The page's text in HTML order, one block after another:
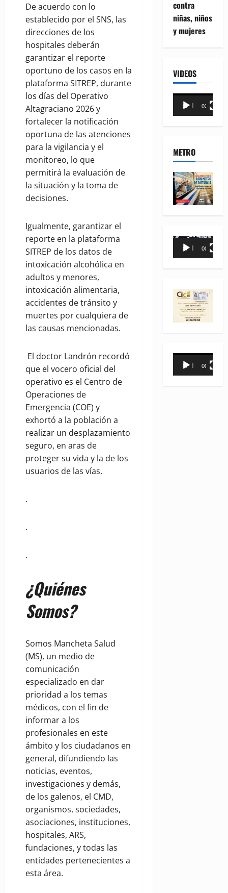
De acuerdo con lo
establecido por el SNS, las
direcciones de los
hospitales deberán
garantizar el reporte
oportuno de los casos en Ia
plataforma SITREP, durante
los días del Operativo
Altagraciano 2026 y
fortalecer la notificación
oportuna de las atenciones
para la vigilancia y el
monitoreo, lo que
permitirá la evaluación de
la situación y la toma de
decisiones.
Igualmente, garantizar el
reporte en la plataforma
SITREP de los datos de
intoxicación alcohólica en
adultos y menores,
intoxicación alimentaria,
accidentes de tránsito y
muertes por cualquiera de
las causas mencionadas.
El doctor Landrón recordó
que el vocero oficial del
operativo es el Centro de
Operaciones de
Emergencia (COE) y
exhortó a la población a
realizar un desplazamiento
seguro, en aras de
proteger su vida y la de los
usuarios de las vías.
.
.
.
¿Quiénes
Somos?
Somos Mancheta Salud
(MS), un medio de
comunicación
especializado en dar
prioridad a los temas
médicos, con el fin de
informar a los
profesionales en este
ámbito y los ciudadanos en
general, difundiendo las
noticias, eventos,
investigaciones y demás,
de los galenos, el CMD,
organismos, sociedades,
asociaciones, instituciones,
hospitales, ARS,
fundaciones, y todas las
entidades pertenecientes a
esta área.
contra
niñas, niños
y mujeres
VIDEOS
Reproductor
00:00 02:18
METRO
Reproductor
00:00 00:35
Reproductor
00:00 00:31